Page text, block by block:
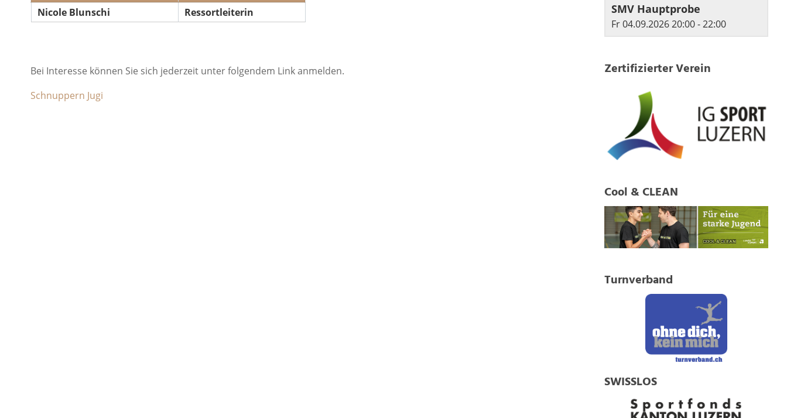
Nicole Blunschi
Ressortleiterin
Bei Interesse können Sie sich jederzeit unter folgendem Link anmelden.
Schnuppern Jugi
SMV Hauptprobe
Fr 04.09.2026 20:00 - 22:00
Zertifizierter Verein
Cool & CLEAN
Turnverband
SWISSLOS